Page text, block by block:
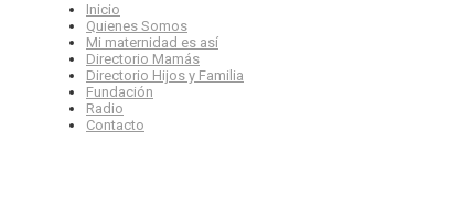
Inicio
Quienes Somos
Mi maternidad es así
Directorio Mamás
Directorio Hijos y Familia
Fundación
Radio
Contacto